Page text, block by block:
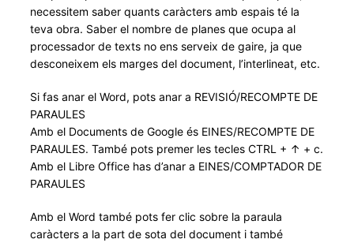
necessitem saber quants caràcters amb espais té la
teva obra. Saber el nombre de planes que ocupa al
processador de texts no ens serveix de gaire, ja que
desconeixem els marges del document, l’interlineat, etc.
Si fas anar el Word, pots anar a REVISIÓ/RECOMPTE DE
PARAULES
Amb el Documents de Google és EINES/RECOMPTE DE
PARAULES. També pots premer les tecles CTRL + ↑ + c.
Amb el Libre Office has d’anar a EINES/COMPTADOR DE
PARAULES
Amb el Word també pots fer clic sobre la paraula
caràcters a la part de sota del document i també